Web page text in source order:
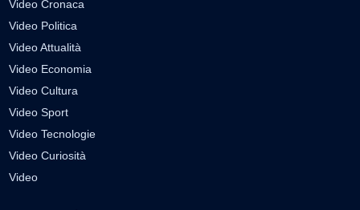
Video Cronaca
Video Politica
Video Attualità
Video Economia
Video Cultura
Video Sport
Video Tecnologie
Video Curiosità
Video